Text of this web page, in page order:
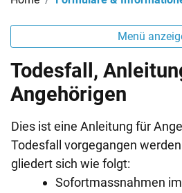
Menü
Todesfall,
Angehörigen
Dies ist eine Anleitung für
Todesfall vorgegangen
gliedert sich wie folgt:
Sofortmassnahmen im